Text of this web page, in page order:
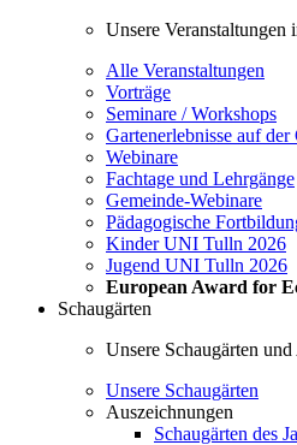
Unsere Veranstaltungen
Alle Veranstaltungen
Vorträge
Seminare / Workshops
Gartenerlebnisse auf
Webinare
Fachtage und Lehrgänge
Gemeinde-Webinare
Pädagogische
Kinder UNI Tulln 2026
Jugend UNI Tulln 2026
European Award for
Schaugärten
Unsere Schaugärten
Unsere Schaugärten
Auszeichnungen
Schaugärten des